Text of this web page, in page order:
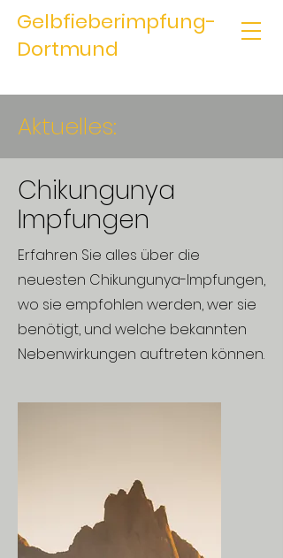
Gelbfieberimpfung-
Dortmund
Aktuelles:
Chikungunya
Impfungen
Erfahren Sie alles über die
neuesten Chikungunya-Impfungen,
wo sie empfohlen werden, wer sie
benötigt, und welche bekannten
Nebenwirkungen auftreten können.